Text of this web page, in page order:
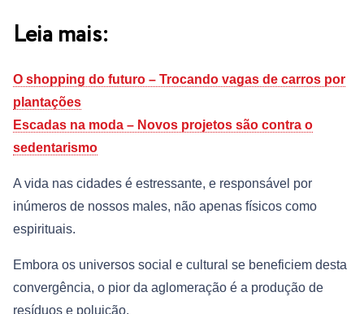
Leia mais:
O shopping do futuro – Trocando vagas de carros por
plantações
Escadas na moda – Novos projetos são contra o
sedentarismo
A vida nas cidades é estressante, e responsável por
inúmeros de nossos males, não apenas físicos como
espirituais.
Embora os universos social e cultural se beneficiem desta
convergência, o pior da aglomeração é a produção de
resíduos e poluição.